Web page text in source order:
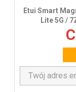
Etui Smart
Lite 5G /